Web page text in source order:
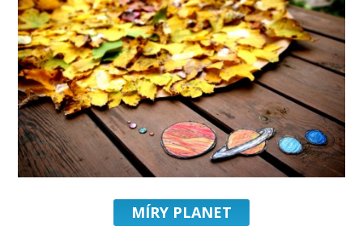
MÍRY PLANET